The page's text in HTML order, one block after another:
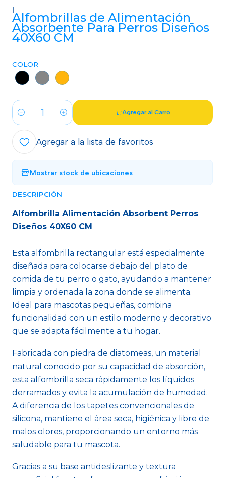
|
Alfombrillas de Alimentación
Absorbente Para Perros Diseños
40X60 CM
COLOR
Cantidad
Agregar al Carro
Agregar a la lista de favoritos
Mostrar stock de ubicaciones
DESCRIPCIÓN
Alfombrilla Alimentación Absorbent Perros
Diseños 40X60 CM
Esta alfombrilla rectangular está especialmente
diseñada para colocarse debajo del plato de
comida de tu perro o gato, ayudando a mantener
limpia y ordenada la zona donde se alimenta.
Ideal para mascotas pequeñas, combina
funcionalidad con un estilo moderno y decorativo
que se adapta fácilmente a tu hogar.
Fabricada con piedra de diatomeas, un material
natural conocido por su capacidad de absorción,
esta alfombrilla seca rápidamente los líquidos
derramados y evita la acumulación de humedad.
A diferencia de los tapetes convencionales de
silicona, mantiene el área seca, higiénica y libre de
malos olores, proporcionando un entorno más
saludable para tu mascota.
Gracias a su base antideslizante y textura